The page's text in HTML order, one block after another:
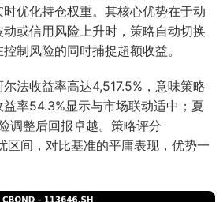
优化持仓权重。其核心优势在于动
或信用风险上升时，策略自动切换
制风险的同时捕捉超额收益。
法收益率高达4,517.5%，意味策略
率54.3%显示与市场联动适中；夏
调整后回报卓越。策略评分
区间，对比基准的平庸表现，优势一